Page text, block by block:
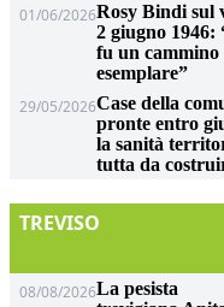
01/06/2026Rosy Bindi sul
2 giugno 1946:
fu un cammino
esemplare”
29/05/2026Case della
pronte entro
la sanità
tutta da
TREVISO
08/08/2026La pesista